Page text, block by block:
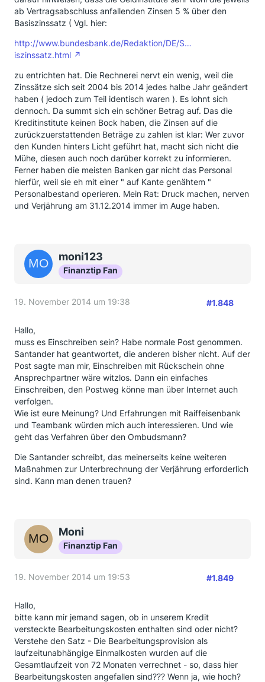
ab Vertragsabschluss anfallenden Zinsen 5 % über den
Basiszinssatz ( Vgl. hier:
http://www.bundesbank.de/Redaktion/DE/S…
iszinssatz.html
zu entrichten hat. Die Rechnerei nervt ein wenig, weil die
Zinssätze sich seit 2004 bis 2014 jedes halbe Jahr geändert
haben ( jedoch zum Teil identisch waren ). Es lohnt sich
dennoch. Da summt sich ein schöner Betrag auf. Das die
Kreditinstitute keinen Bock haben, die Zinsen auf die
zurückzuerstattenden Beträge zu zahlen ist klar: Wer zuvor
den Kunden hinters Licht geführt hat, macht sich nicht die
Mühe, diesen auch noch darüber korrekt zu informieren.
Ferner haben die meisten Banken gar nicht das Personal
hierfür, weil sie eh mit einer " auf Kante genähtem "
Personalbestand operieren. Mein Rat: Druck machen, nerven
und Verjährung am 31.12.2014 immer im Auge haben.
moni123
Finanztip Fan
19. November 2014 um 19:38 #1.848
Hallo,
muss es Einschreiben sein? Habe normale Post genommen.
Santander hat geantwortet, die anderen bisher nicht. Auf der
Post sagte man mir, Einschreiben mit Rückschein ohne
Ansprechpartner wäre witzlos. Dann ein einfaches
Einschreiben, den Postweg könne man über Internet auch
verfolgen.
Wie ist eure Meinung? Und Erfahrungen mit Raiffeisenbank
und Teambank würden mich auch interessieren. Und wie
geht das Verfahren über den Ombudsmann?
Die Santander schreibt, das meinerseits keine weiteren
Maßnahmen zur Unterbrechnung der Verjährung erforderlich
sind. Kann man denen trauen?
Moni
Finanztip Fan
19. November 2014 um 19:53 #1.849
Hallo,
bitte kann mir jemand sagen, ob in unserem Kredit
versteckte Bearbeitungskosten enthalten sind oder nicht?
Verstehe den Satz - Die Bearbeitungsprovision als
laufzeitunabhängige Einmalkosten wurden auf die
Gesamtlaufzeit von 72 Monaten verrechnet - so, dass hier
Bearbeitungskosten angefallen sind??? Wenn ja, wie hoch?